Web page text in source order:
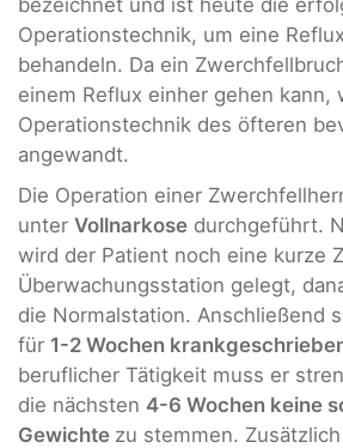
bezeichnet und ist heute die
Operationstechnik, um eine
behandeln. Da ein
einem Reflux einher gehen kann,
Operationstechnik des öfteren
angewandt.
Die Operation einer
unter Vollnarkose durchgeführt.
wird der Patient noch eine kurze
Überwachungsstation gelegt,
die Normalstation. Anschließend
für 1-2 Wochen
beruflicher Tätigkeit muss er
die nächsten 4-6 Wochen keine
Gewichte zu stemmen.